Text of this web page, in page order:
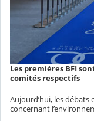
Les premières BFI
comités respectifs
Aujourd’hui, les
concernant